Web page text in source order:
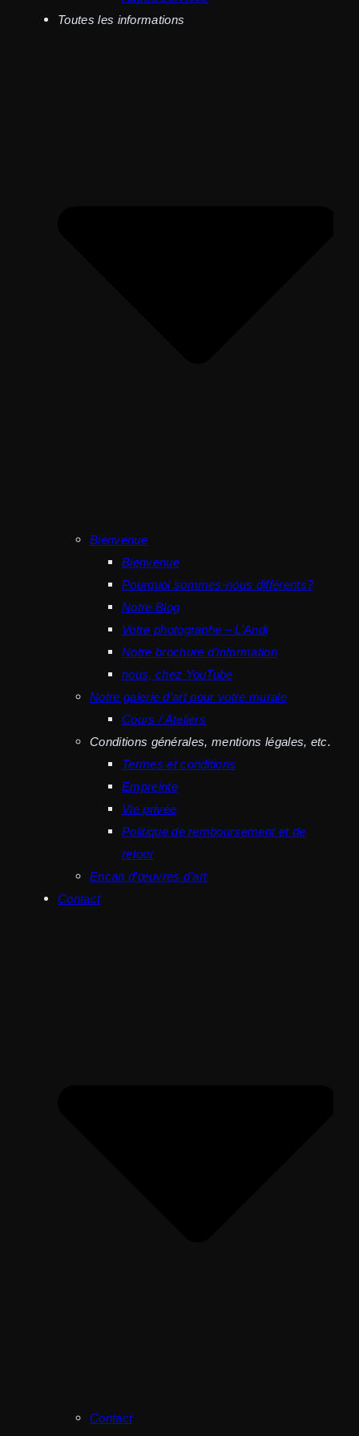
Toutes les informations
Bienvenue
Bienvenue
Pourquoi sommes-nous différents?
Notre Blog
Votre photographe – L’Andi
Notre brochure d’information
nous, chez YouTube
Notre galerie d’art pour votre murale
Cours / Ateliers
Conditions générales, mentions légales, etc.
Termes et conditions
Empreinte
Vie privée
Politique de remboursement et de
retour
Encan d’œuvres d’art
Contact
Contact